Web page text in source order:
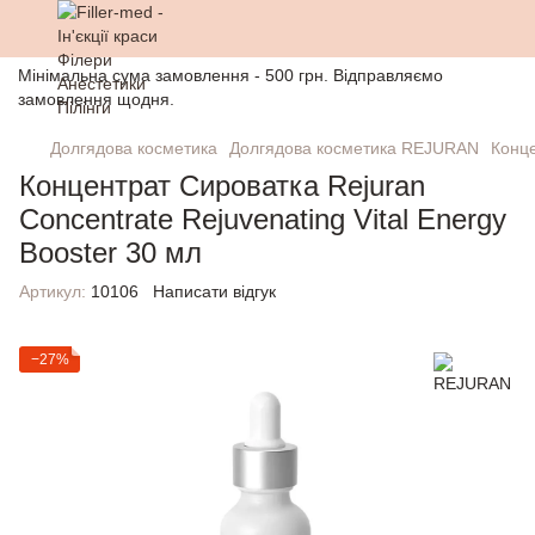
Мінімальна сума замовлення - 500 грн. Відправляємо
замовлення щодня.
Долгядова косметика Долгядова косметика REJURAN
Концентрат Сироватка Rejuran
Concentrate Rejuvenating Vital Energy
Booster 30 мл
Артикул: 10106 Написати відгук
−27%